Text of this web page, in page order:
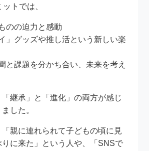
トでは、
のの迫力と感動
」グッズや推し活という新しい楽
と課題を分かち合い、未来を考え
継承」と「進化」の両方が感じ
した。
親に連れられて子どもの頃に見
に来た」という人や、「SNSで